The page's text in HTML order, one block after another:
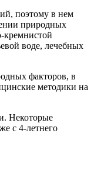
поэтому в нем
природных
кремнистой
воде, лечебных
факторов, в
методики на
Некоторые
с 4-летнего